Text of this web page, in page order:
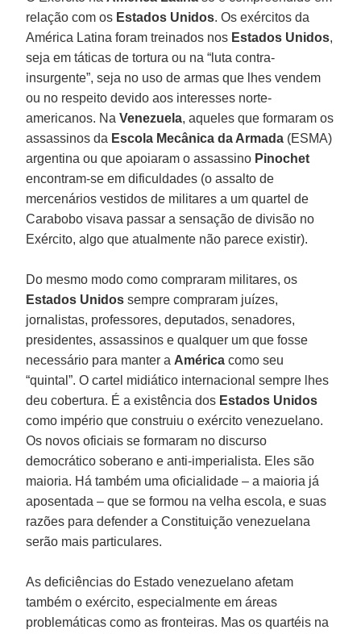
relação com os Estados Unidos. Os exércitos da
América Latina foram treinados nos Estados Unidos,
seja em táticas de tortura ou na “luta contra-
insurgente”, seja no uso de armas que lhes vendem
ou no respeito devido aos interesses norte-
americanos. NaVenezuela, aqueles que formaram os
assassinos da Escola Mecânica da Armada (ESMA)
argentina ou que apoiaram o assassino Pinochet
encontram-se em dificuldades (o assalto de
mercenários vestidos de militares a um quartel de
Carabobo visava passar a sensação de divisão no
Exército, algo que atualmente não parece existir).
Do mesmo modo como compraram militares, os
Estados Unidos sempre compraram juízes,
jornalistas, professores, deputados, senadores,
presidentes, assassinos e qualquer um que fosse
necessário para manter a América como seu
“quintal”. O cartel midiático internacional sempre lhes
deu cobertura. É a existência dos Estados Unidos
como império que construiu o exército venezuelano.
Os novos oficiais se formaram no discurso
democrático soberano e anti-imperialista. Eles são
maioria. Há também uma oficialidade – a maioria já
aposentada – que se formou na velha escola, e suas
razões para defender a Constituição venezuelana
serão mais particulares.
As deficiências do Estado venezuelano afetam
também o exército, especialmente em áreas
problemáticas como as fronteiras. Mas os quartéis na